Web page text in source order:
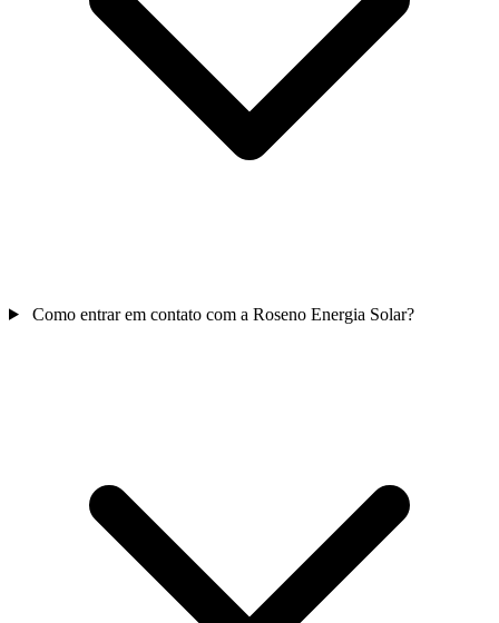
Como entrar em contato com a Roseno Energia Solar?